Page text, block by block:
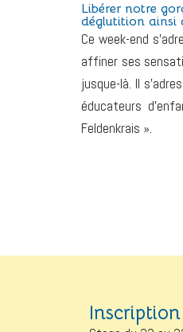
Libérer notre
déglutition ainsi
Ce week-end
affiner ses
jusque-là. Il
éducateurs
Feldenkrais ».